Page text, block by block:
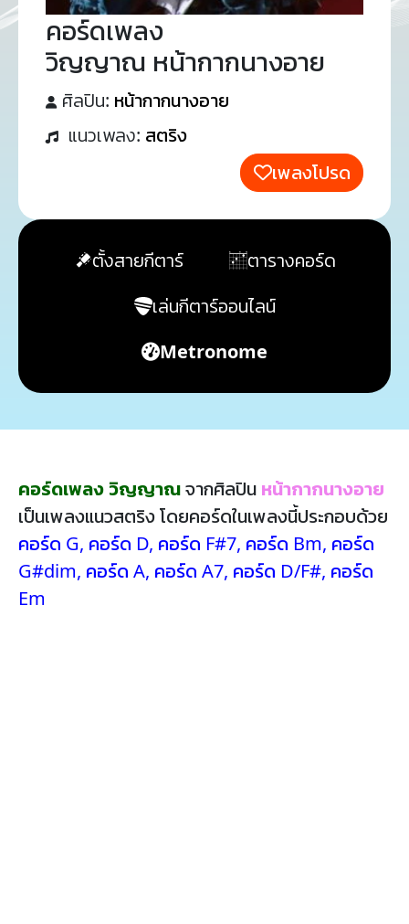
คอร์ดเพลง
วิญญาณ หน้ากากนางอาย
ศิลปิน: หน้ากากนางอาย
แนวเพลง: สตริง
เพลงโปรด
ตั้งสายกีตาร์
ตารางคอร์ด
เล่นกีตาร์ออนไลน์
Metronome
คอร์ดเพลง วิญญาณจากศิลปิน หน้ากากนางอาย
เป็นเพลงแนวสตริง โดยคอร์ดในเพลงนี้ประกอบด้วย
คอร์ด G, คอร์ด D, คอร์ด F#7, คอร์ด Bm, คอร์ด
G#dim, คอร์ด A, คอร์ด A7, คอร์ด D/F#, คอร์ด
Em